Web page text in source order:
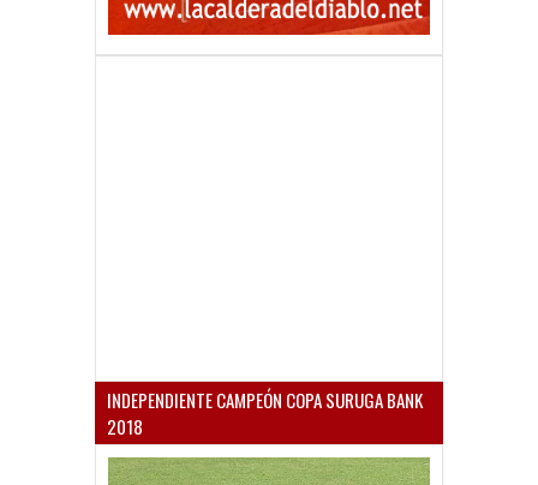
INDEPENDIENTE CAMPEÓN COPA SURUGA BANK
2018